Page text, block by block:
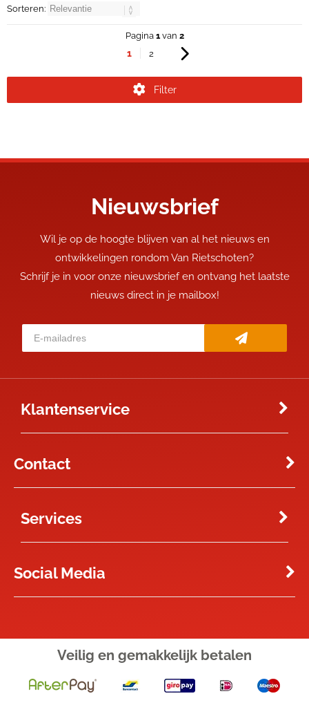
Sorteren:
Pagina 1van 2
1 2
Filter
Nieuwsbrief
Wil je op de hoogte blijven van al het nieuws en
ontwikkelingen rondom Van Rietschoten?
Schrijf je in voor onze nieuwsbrief en ontvang het laatste
nieuws direct in je mailbox!
Klantenservice
Contact
Services
Social Media
Veilig en gemakkelijk betalen